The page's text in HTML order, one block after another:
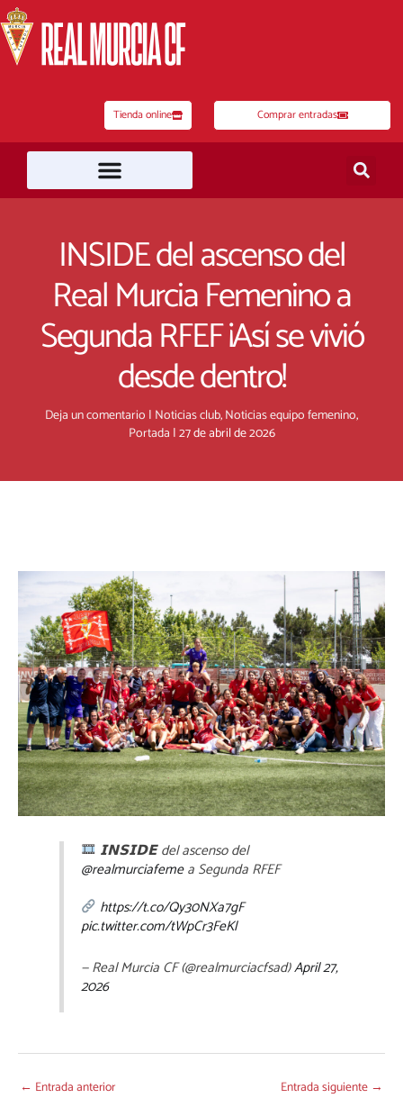
al
contenido
Tienda online Comprar entradas
INSIDE del ascenso del
Real Murcia Femenino a
Segunda RFEF ¡Así se vivió
desde dentro!
Deja un comentario | Noticias club,Noticias equipo femenino,
Portada |27 de abril de 2026
𝗜𝗡𝗦𝗜𝗗𝗘 del ascenso del
@realmurciafemea Segunda RFEF
https://t.co/Qy30NXa7gF
pic.twitter.com/tWpCr3FeKl
— Real Murcia CF (@realmurciacfsad)April 27,
2026
← Entrada anterior Entrada siguiente →